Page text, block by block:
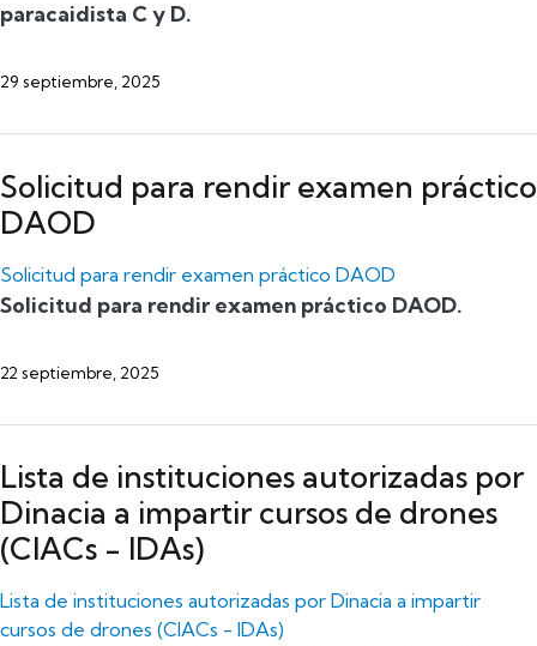
paracaidista C y D.
29 septiembre, 2025
Solicitud para rendir examen práctico
DAOD
Solicitud para rendir examen práctico DAOD
Solicitud para rendir examen práctico DAOD.
22 septiembre, 2025
Lista de instituciones autorizadas por
Dinacia a impartir cursos de drones
(CIACs - IDAs)
Lista de instituciones autorizadas por Dinacia a impartir
cursos de drones (CIACs - IDAs)